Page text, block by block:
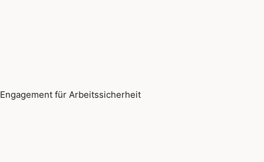
Engagement für Arbeitssicherheit